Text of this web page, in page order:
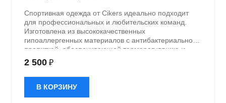
Спортивная одежда от Cikers идеально подходит
для профессиональных и любительских команд.
Изготовлена из высококачественных
гипоаллергенных материалов с антибактериальной
пропиткой, обеспечивающей терморегуляцию и
быстрое влагоотведение. Одежда обладает
эластичностью в 5 направлениях и стильным
дизайном.
2 500 ₽
В КОРЗИНУ